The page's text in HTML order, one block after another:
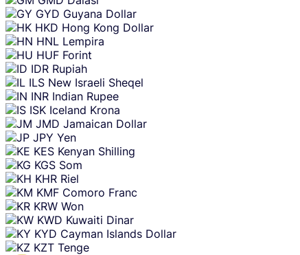
GYD Guyana Dollar
HKD Hong Kong Dollar
HNL Lempira
HUF Forint
IDR Rupiah
ILS New Israeli Sheqel
INR Indian Rupee
ISK Iceland Krona
JMD Jamaican Dollar
JPY Yen
KES Kenyan Shilling
KGS Som
KHR Riel
KMF Comoro Franc
KRW Won
KWD Kuwaiti Dinar
KYD Cayman Islands Dollar
KZT Tenge